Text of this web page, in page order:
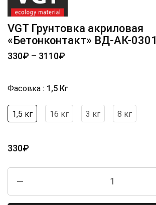
VGT Грунтовка акриловая
«Бетонконтакт» ВД-АК-0301
330₽ – 3110₽
Фасовка 1,5 Кг
1,5 кг 16 кг 3 кг 8 кг
330₽